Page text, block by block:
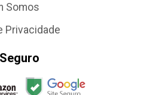
Somos
Privacidade